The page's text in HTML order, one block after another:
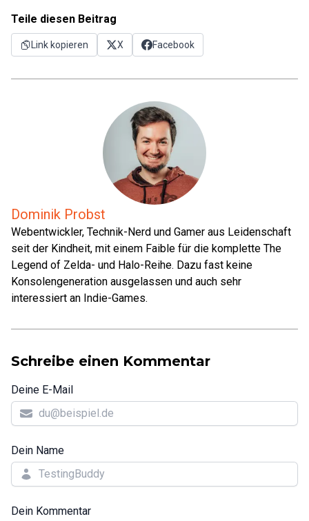
Teile diesen Beitrag
Link kopieren X Facebook
Dominik Probst
Webentwickler, Technik-Nerd und Gamer aus Leidenschaft
seit der Kindheit, mit einem Faible für die komplette The
Legend of Zelda- und Halo-Reihe. Dazu fast keine
Konsolengeneration ausgelassen und auch sehr
interessiert an Indie-Games.
Schreibe einen Kommentar
Deine E-Mail
Dein Name
Dein Kommentar